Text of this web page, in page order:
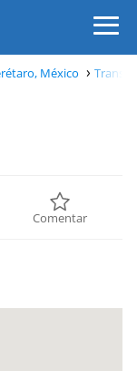
México
Comentar